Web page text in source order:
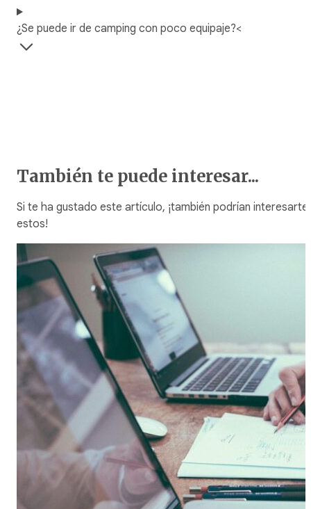
¿Se puede ir de camping con poco equipaje?<
También te puede interesar...
Si te ha gustado este artículo, ¡también podrían interesarte
estos!